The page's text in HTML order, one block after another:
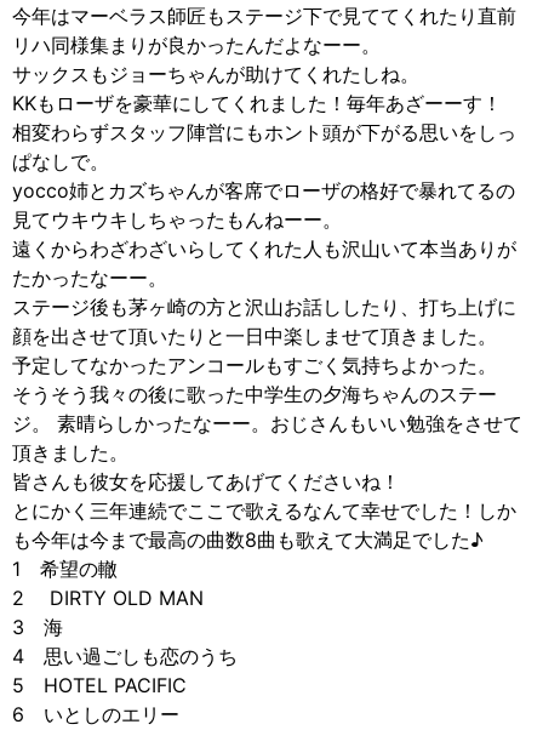
今年はマーベラス師匠もステージ下で見ててくれたり直前
リハ同様集まりが良かったんだよなーー。
サックスもジョーちゃんが助けてくれたしね。
KKもローザを豪華にしてくれました！毎年あざーーす！
相変わらずスタッフ陣営にもホント頭が下がる思いをしっ
ぱなしで。
yocco姉とカズちゃんが客席でローザの格好で暴れてるの
見てウキウキしちゃったもんねーー。
遠くからわざわざいらしてくれた人も沢山いて本当ありが
たかったなーー。
ステージ後も茅ヶ崎の方と沢山お話ししたり、打ち上げに
顔を出させて頂いたりと一日中楽しませて頂きました。
予定してなかったアンコールもすごく気持ちよかった。
そうそう我々の後に歌った中学生の夕海ちゃんのステー
ジ。 素晴らしかったなーー。おじさんもいい勉強をさせて
頂きました。
皆さんも彼女を応援してあげてくださいね！
とにかく三年連続でここで歌えるなんて幸せでした！しか
も今年は今まで最高の曲数8曲も歌えて大満足でした♪
1 希望の轍
2 DIRTY OLD MAN
3 海
4 思い過ごしも恋のうち
5 HOTEL PACIFIC
6 いとしのエリー